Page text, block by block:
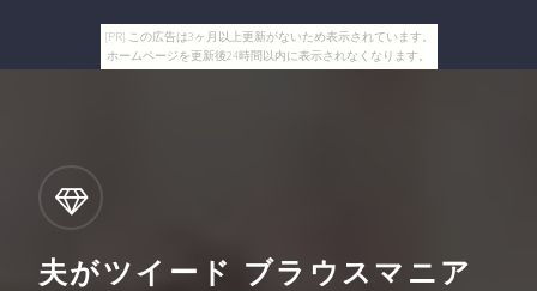
[PR] この広告は3ヶ月以上更新がないため表示されています。
ホームページを更新後24時間以内に表示されなくなります。
夫がツイード ブラウスマニア